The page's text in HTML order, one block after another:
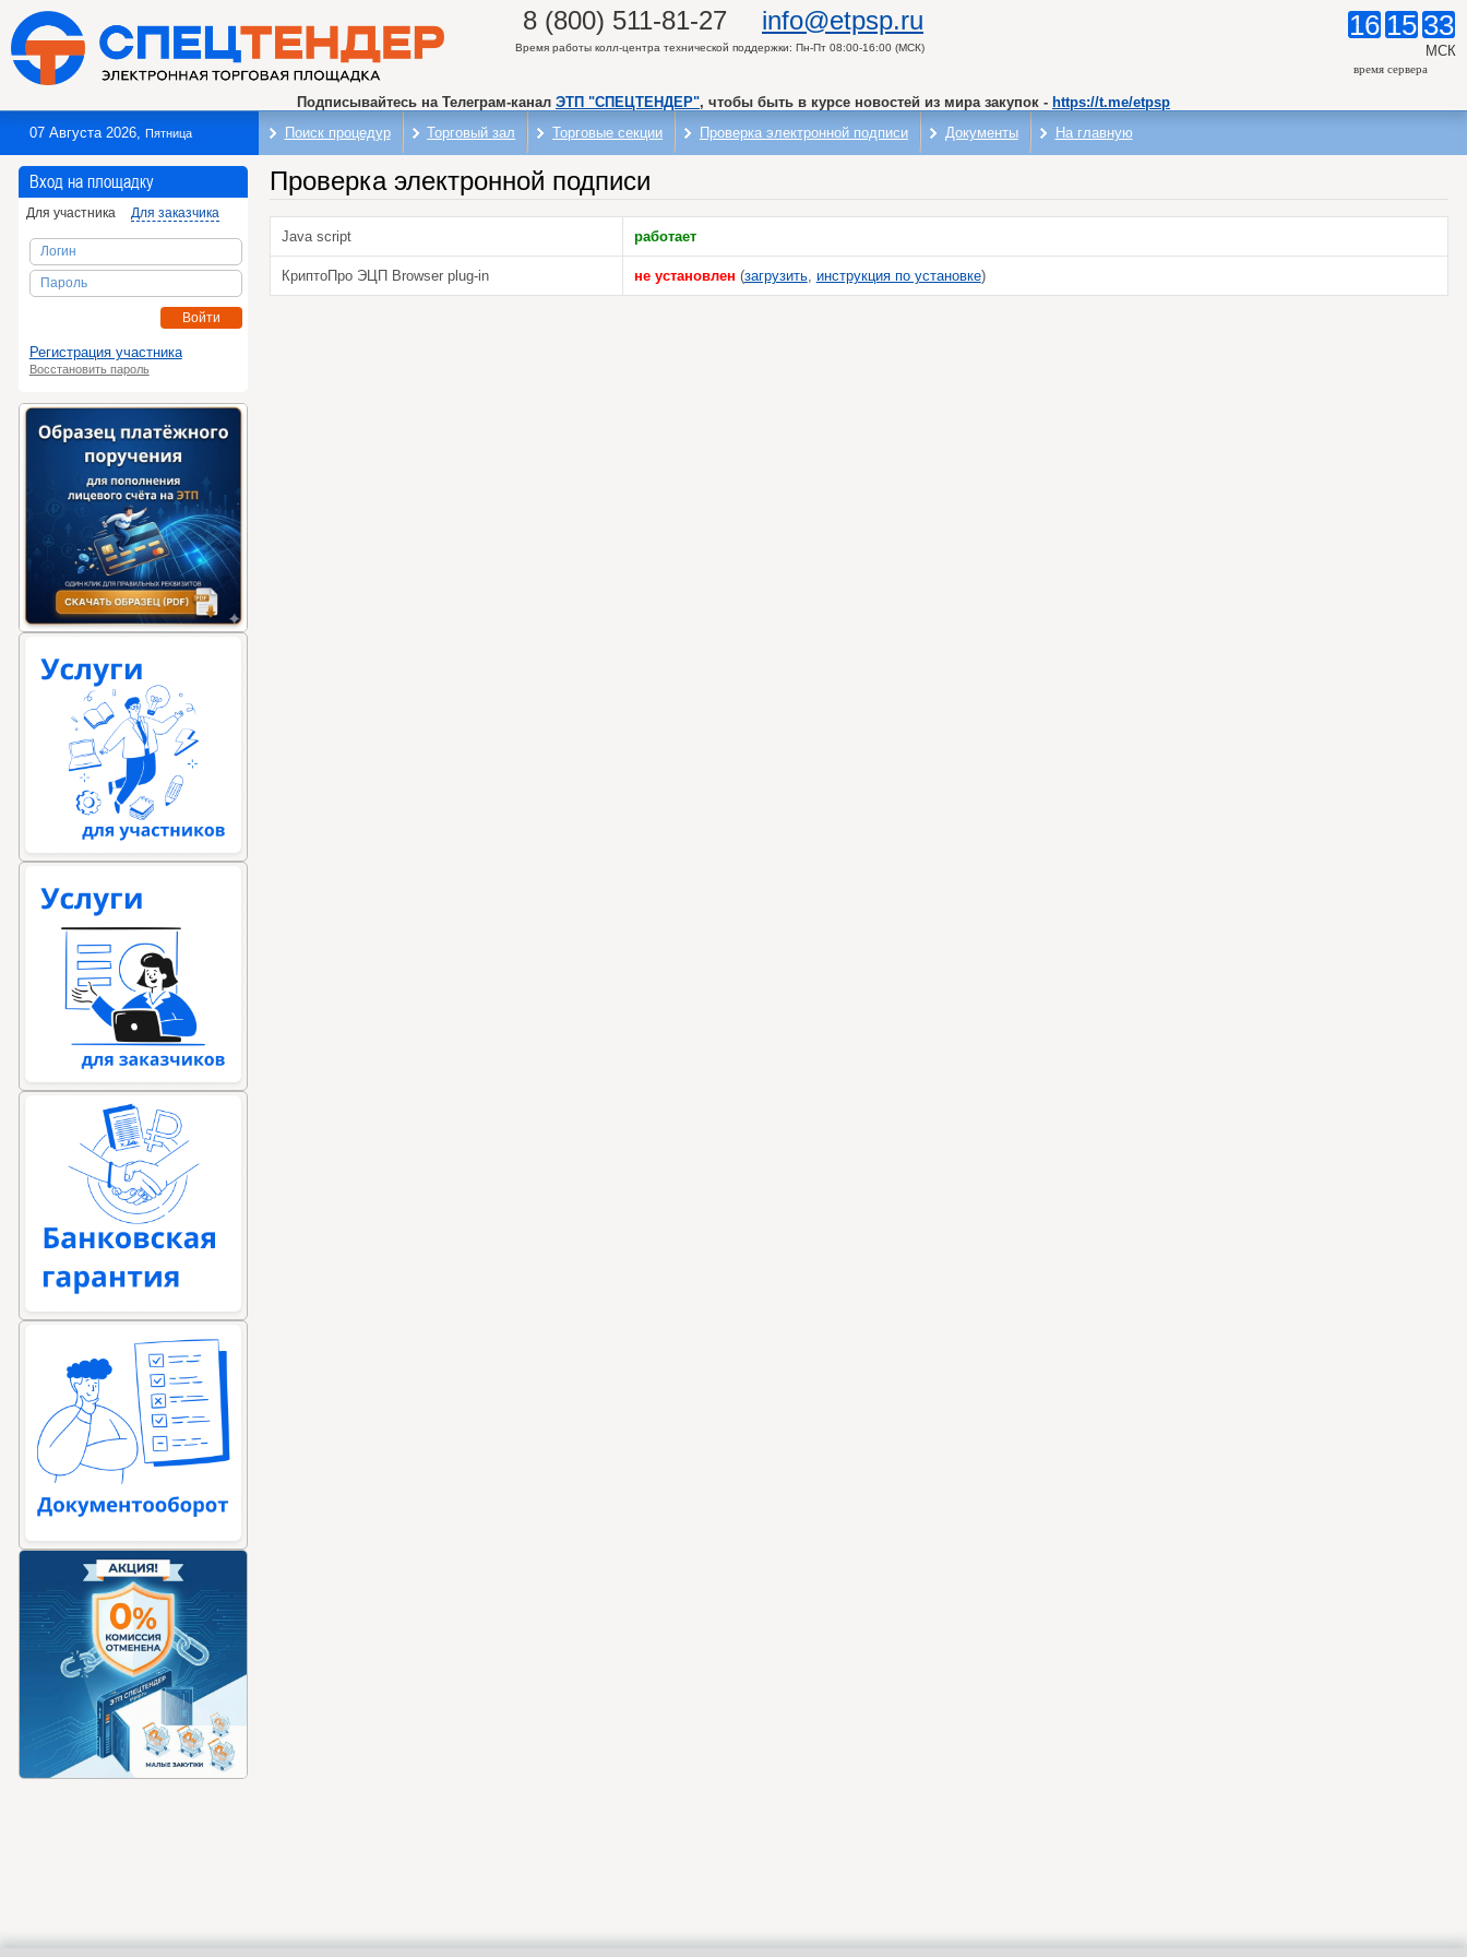
16 15 33
МСК
время сервера
8 (800) 511-81-27 info@etpsp.ru
Время работы колл-центра технической поддержки: Пн-Пт 08:00-16:00 (МСК)
Подписывайтесь на Телеграм-канал ЭТП "СПЕЦТЕНДЕР", чтобы быть в курсе новостей из мира закупок - https://t.me/etpsp
07 Августа 2026, Пятница Поиск процедур Торговый зал Торговые секции Проверка электронной подписи Документы На главную
Вход на площадку
Для участника Для заказчика
Логин
Пароль
Войти
Регистрация участника
Восстановить пароль
Проверка электронной подписи
Java script работает
КриптоПро ЭЦП Browser plug-in не установлен (загрузить, инструкция по установке)